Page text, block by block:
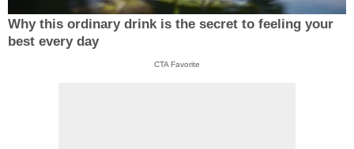
Why this ordinary drink is the secret to feeling your
best every day
CTA Favorite